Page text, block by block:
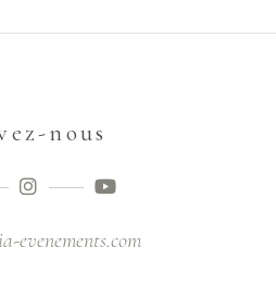
nous
evenements.com